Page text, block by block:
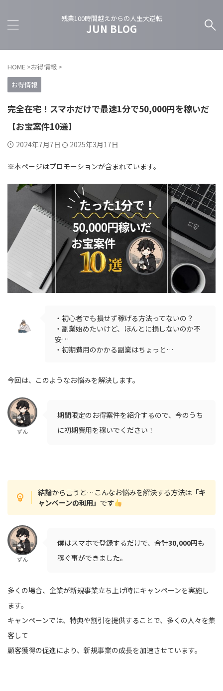
残業100時間越えからの人生大逆転
JUN BLOG
HOME >お得情報 >
お得情報
完全在宅！スマホだけで最速1分で50,000円を稼いだ
【お宝案件10選】
2024年7月7日 2025年3月17日
※本ページはプロモーションが含まれています。
・初心者でも損せず稼げる方法ってないの？
・副業始めたいけど、ほんとに損しないのか不
安…
・初期費用のかかる副業はちょっと…
今回は、このようなお悩みを解決します。
ずん
期間限定のお得案件を紹介するので、今のうち
に初期費用を稼いでください！
結論から言うと…こんなお悩みを解決する方法は 「キ
ャンペーンの利用」です
ずん
僕はスマホで登録するだけで、合計30,000円も
稼ぐ事ができました。
多くの場合、企業が新規事業立ち上げ時にキャンペーンを実施し
ます。
キャンペーンでは、特典や割引を提供することで、多くの人々を集
客して
顧客獲得の促進により、新規事業の成長を加速させています。